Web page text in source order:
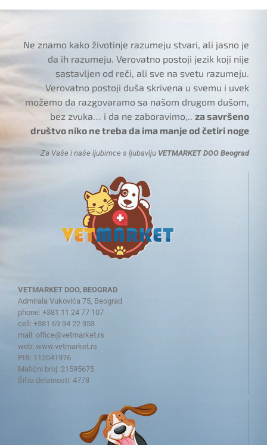
Ne znamo kako životinje razumeju stvari, ali jasno je
da ih razumeju. Verovatno postoji jezik koji nije
sastavljen od reči, ali sve na svetu razumeju.
Verovatno postoji duša skrivena u svemu i uvek
možemo da razgovaramo sa našom drugom dušom,
bez zvuka… i da ne zaboravimo,..za savršeno
društvo niko ne treba da ima manje od četiri noge
Za Vaše i naše ljubimce s ljubavlju VETMARKET DOO Beograd
VETMARKET DOO, BEOGRAD
Admirala Vukovića 75, Beograd
phone: +381 11 24 77 107
cell: +381 69 34 22 353
mail: office@vetmarket.rs
web: www.vetmarket.rs
PIB: 112041976
Matični broj: 21595675
Šifra delatnosti: 4778